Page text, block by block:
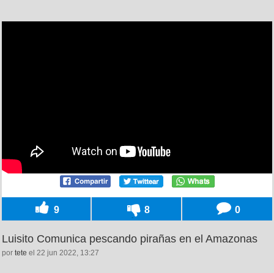
9 8 0
Luisito Comunica pescando pirañas en el Amazonas
por tete el 22 jun 2022, 13:27